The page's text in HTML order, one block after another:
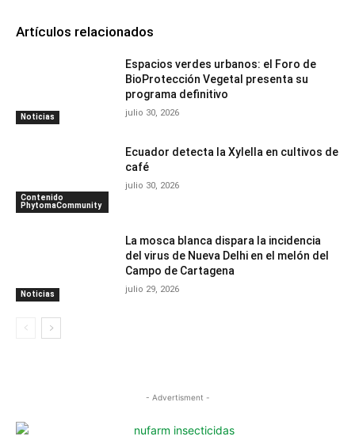
Artículos relacionados
Noticias
Espacios verdes urbanos: el Foro de
BioProtección Vegetal presenta su
programa definitivo
julio 30, 2026
Contenido
PhytomaCommunity
Ecuador detecta la Xylella en cultivos de
café
julio 30, 2026
Noticias
La mosca blanca dispara la incidencia
del virus de Nueva Delhi en el melón del
Campo de Cartagena
julio 29, 2026
- Advertisment -